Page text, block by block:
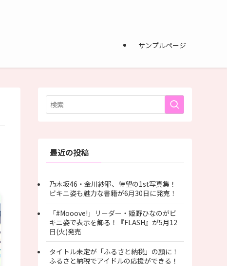
サンプルページ
最近の投稿
乃木坂46・金川紗耶、待望の1st写真集！
ビキニ姿も魅力な書籍が6月30日に発売！
「#Mooove!」リーダー・姫野ひなのがビ
キニ姿で表示を飾る！『FLASH』が5月12
日(火)発売
タイトル未定が「ふるさと納税」の顔に！
ふるさと納税でアイドルの応援ができる！